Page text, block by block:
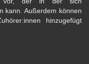
kann. Außerdem können
hinzugefügt